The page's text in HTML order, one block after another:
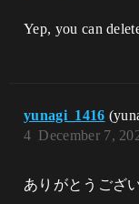
Yep, you can
yunagi_1416
December 7,
4
ありがとうござ